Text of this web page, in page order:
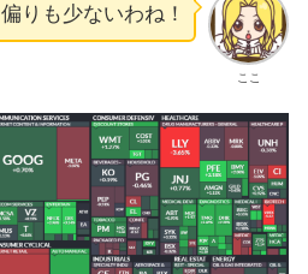
ここ
偏りも少ないわね！